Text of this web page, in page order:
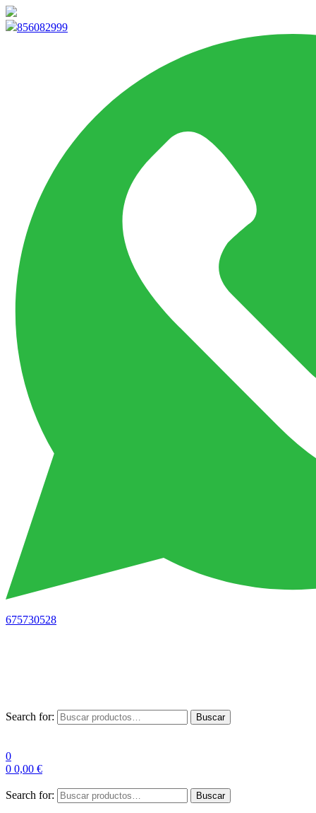
856082999
675730528
Search for: Buscar
0
0 0,00 €
Search for: Buscar